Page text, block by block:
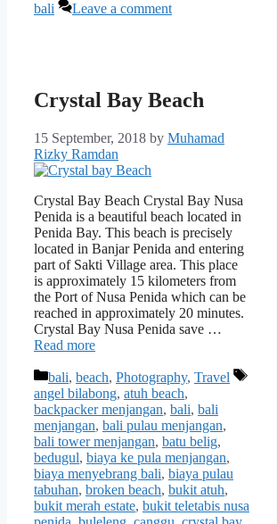
bali
Leave a comment
Crystal Bay Beach
15 September, 2018 by Muhamad
Rizky Ramdan
Crystal Bay Beach Crystal Bay Nusa
Penida is a beautiful beach located in
Penida Bay. This beach is precisely
located in Banjar Penida and entering
part of Sakti Village area. This place
is approximately 15 kilometers from
the Port of Nusa Penida which can be
reached in approximately 20 minutes.
Crystal Bay Nusa Penida save …
Read more
Categories
bali, beach, Photography, Travel
Tags
angel bilabong, atuh beach,
backpacker menjangan, bali, bali
menjangan, bali pulau menjangan,
bali tower menjangan, batu belig,
bedugul, biaya ke pula menjangan,
biaya menyebrang bali, biaya pulau
tabuhan, broken beach, bukit atuh,
bukit merah estate, bukit teletabis nusa